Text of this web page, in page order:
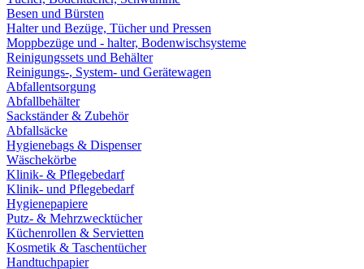
Besen und Bürsten
Halter und Bezüge, Tücher und Pressen
Moppbezüge und - halter, Bodenwischsysteme
Reinigungssets und Behälter
Reinigungs-, System- und Gerätewagen
Abfallentsorgung
Abfallbehälter
Sackständer & Zubehör
Abfallsäcke
Hygienebags & Dispenser
Wäschekörbe
Klinik- & Pflegebedarf
Klinik- und Pflegebedarf
Hygienepapiere
Putz- & Mehrzwecktücher
Küchenrollen & Servietten
Kosmetik & Taschentücher
Handtuchpapier